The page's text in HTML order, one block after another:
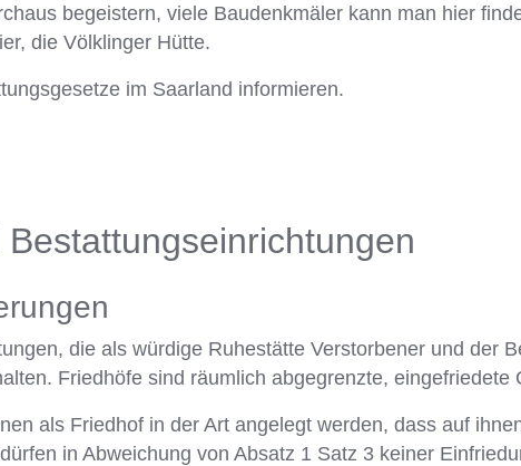
begeistern, viele Baudenkmäler kann man hier
die Völklinger Hütte.
im Saarland informieren.
die als würdige Ruhestätte Verstorbener und der
Friedhöfe sind räumlich abgegrenzte, eingefriedete
als Friedhof in der Art angelegt werden, dass auf
in Abweichung von Absatz 1 Satz 3 keiner